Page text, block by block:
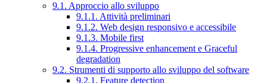
9.1. Approccio allo sviluppo
9.1.1. Attività preliminari
9.1.2. Web design responsivo e accessibile
9.1.3. Mobile first
9.1.4. Progressive enhancement e Graceful
degradation
9.2. Strumenti di supporto allo sviluppo del software
9.2.1. Feature detection